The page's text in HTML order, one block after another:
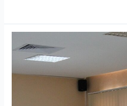
2012
Monastir
–